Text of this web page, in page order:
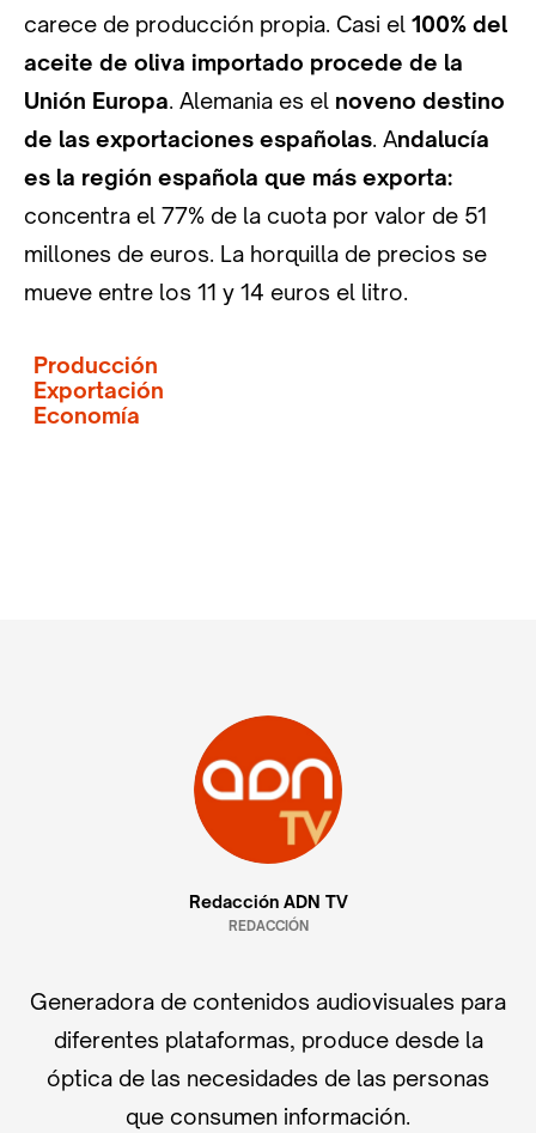
carece de producción propia. Casi el 100% del
aceite de oliva importado procede de la
Unión Europa. Alemania es el noveno destino
de las exportaciones españolas. Andalucía
es la región española que más exporta:
concentra el 77% de la cuota por valor de 51
millones de euros. La horquilla de precios se
mueve entre los 11 y 14 euros el litro.
Producción
Exportación
Economía
Redacción ADN TV
REDACCIÓN
Generadora de contenidos audiovisuales para
diferentes plataformas, produce desde la
óptica de las necesidades de las personas
que consumen información.